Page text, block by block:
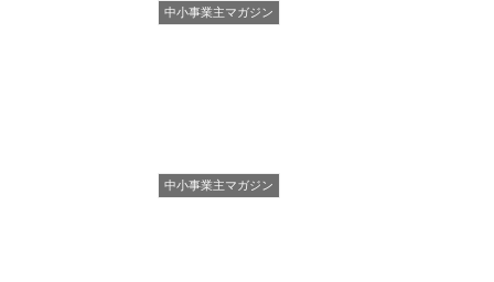
中小事業主マガジン
中小事業主マガジン